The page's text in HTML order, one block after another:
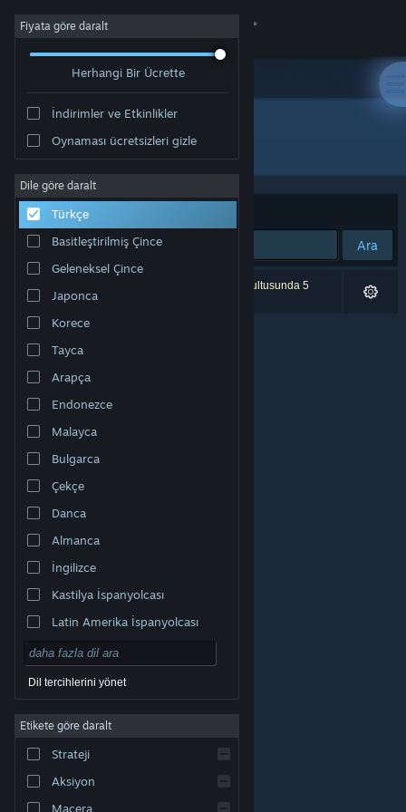
Giriş yap
Hakkında
Destek
Dili değiştir
Steam mobil uygulamasını yükle
Masaüstü internet sitesini görüntüle
markalar, ABD ve diğer ülkelerde ilgili sahiplerinin
Erişilebilirlik |
Çerezler
Fiyata göre daralt
Herhangi Bir Ücrette
İndirimler ve Etkinlikler
Oynaması ücretsizleri gizle
Dile göre daralt
Türkçe
Basitleştirilmiş Çince
Geleneksel Çince
Japonca
Korece
Tayca
Arapça
Endonezce
Malayca
Bulgarca
Çekçe
Danca
Almanca
İngilizce
Kastilya İspanyolcası
Latin Amerika İspanyolcası
Dil tercihlerini yönet
Etikete göre daralt
Strateji
Aksiyon
Macera
Geliştirici: FivexGames
Sırala Uygunluk
Ara
0 sonuç aramanızla eşleşiyor. Tercihleriniz doğrultusunda 5
ürün dâhil edilmedi.